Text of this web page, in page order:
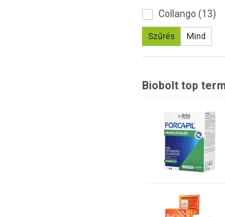
Collango (13)
Szűrés Mind
Biobolt top